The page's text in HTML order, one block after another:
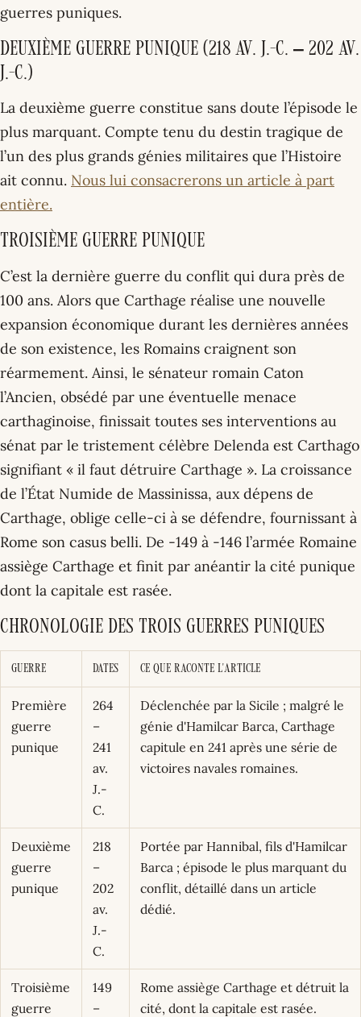
guerres puniques.
Deuxième guerre punique (218 av. J.-C. – 202 av.
J.-C.)
La deuxième guerre constitue sans doute l’épisode le
plus marquant. Compte tenu du destin tragique de
l’un des plus grands génies militaires que l’Histoire
ait connu. Nous lui consacrerons un article à part
entière.
Troisième guerre punique
C’est la dernière guerre du conflit qui dura près de
100 ans. Alors que Carthage réalise une nouvelle
expansion économique durant les dernières années
de son existence, les Romains craignent son
réarmement. Ainsi, le sénateur romain Caton
l’Ancien, obsédé par une éventuelle menace
carthaginoise, finissait toutes ses interventions au
sénat par le tristement célèbre Delenda est Carthago
signifiant « il faut détruire Carthage ». La croissance
de l’État Numide de Massinissa, aux dépens de
Carthage, oblige celle-ci à se défendre, fournissant à
Rome son casus belli. De -149 à -146 l’armée Romaine
assiège Carthage et finit par anéantir la cité punique
dont la capitale est rasée.
Chronologie des trois guerres puniques
Guerre Dates Ce que raconte l'article
Première
guerre
punique
264
–
241
av.
J.-
C.
Déclenchée par la Sicile ; malgré le
génie d'Hamilcar Barca, Carthage
capitule en 241 après une série de
victoires navales romaines.
Deuxième
guerre
punique
218
–
202
av.
J.-
C.
Portée par Hannibal, fils d'Hamilcar
Barca ; épisode le plus marquant du
conflit, détaillé dans un article
dédié.
Troisième
guerre
149
–
Rome assiège Carthage et détruit la
cité, dont la capitale est rasée.